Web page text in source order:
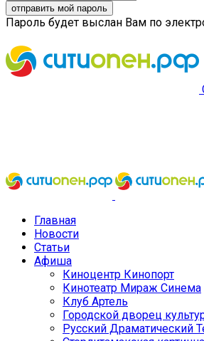
Пароль будет выслан Вам по
Главная
Новости
Статьи
Афиша
Киноцентр Кинопорт
Кинотеатр Мираж Синема
Клуб Артель
Городской дворец
Русский Драматический